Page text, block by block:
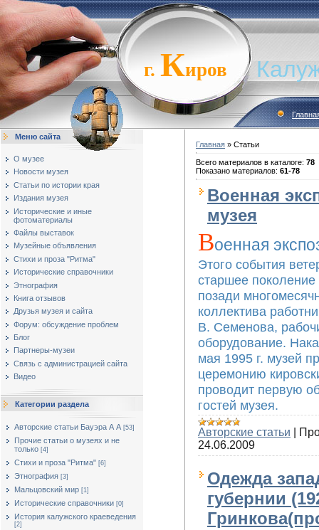
г. Киров
Меню сайта
О музее
Новости музея
Статьи по истории края
Издания музея
Исторические и иные
фотоматериалы
Файлы выставок
Музейные объявления
Стихи и проза "Ритма"
Исторические справочники
Этнография
Книга отзывов
Друзья музея и сайта
Форум: обсуждение проблем
Блог
Партнеры-музеи
Cвязь с администрацией сайта
Видео
Категории раздела
Авторские статьи Бауэра А А [53]
Прочие статьи о музеях и не
только [4]
Стихи и проза "Ритма" [6]
Этнография [3]
Мальцовский мир [1]
Исторические справочники [0]
История калужского краеведения
[2]
Главная » Статьи
Всего материалов в каталоге: 78
Показано материалов: 61-78
Военная
музея
Военная
Этого события
старшее
позади
коллектива
В. Семенова,
оборудование.
мая 1995 г. музей
церемонию
проводит первую
гостей музея.
Авторские статьи
24.06.2009
Одежда
губернии